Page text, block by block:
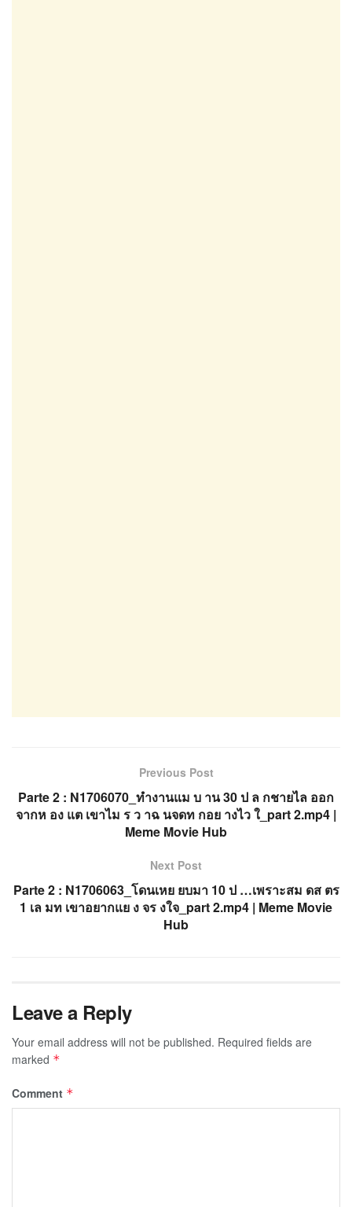
Previous Post
Parte 2 : N1706070_ทำงานแม บ าน 30 ป ล กชายไล ออก
จากห อง แต เขาไม ร ว าฉ นจดท กอย างไว ใ_part 2.mp4 |
Meme Movie Hub
Next Post
Parte 2 : N1706063_โดนเหย ยบมา 10 ป …เพราะสม ดส ตร
1 เล มท เขาอยากแย ง จร งใจ_part 2.mp4 | Meme Movie
Hub
Leave a Reply
Your email address will not be published. Required fields are
marked *
Comment *